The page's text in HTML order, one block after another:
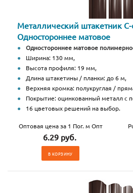
Металлический штакетник
Одностороннее матовое
Одностороннее матовое
Ширина: 130 мм,
Высота профиля: 19 мм,
Длина штакетины / планки: до 6 м,
Верхняя кромка: полукруглая /
Покрытие: оцинкованный металл с
16 цветовых решений на выбор.
Оптовая цена за 1 Пог. м Опт
6.29 руб.
В КОРЗИНУ